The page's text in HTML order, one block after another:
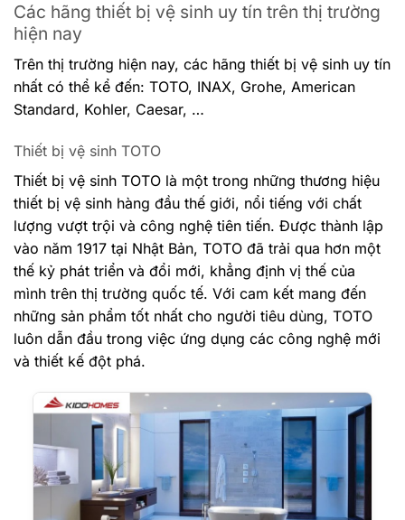
Các hãng thiết bị vệ sinh uy tín trên thị trường
hiện nay
Trên thị trường hiện nay, các hãng thiết bị vệ sinh uy tín
nhất có thể kể đến: TOTO, INAX, Grohe, American
Standard, Kohler, Caesar, …
Thiết bị vệ sinh TOTO
Thiết bị vệ sinh TOTO là một trong những thương hiệu
thiết bị vệ sinh hàng đầu thế giới, nổi tiếng với chất
lượng vượt trội và công nghệ tiên tiến. Được thành lập
vào năm 1917 tại Nhật Bản, TOTO đã trải qua hơn một
thế kỷ phát triển và đổi mới, khẳng định vị thế của
mình trên thị trường quốc tế. Với cam kết mang đến
những sản phẩm tốt nhất cho người tiêu dùng, TOTO
luôn dẫn đầu trong việc ứng dụng các công nghệ mới
và thiết kế đột phá.